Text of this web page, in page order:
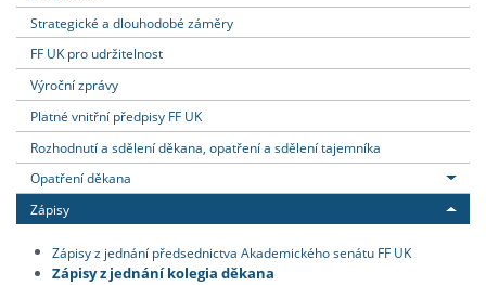
Strategické a dlouhodobé záměry
FF UK pro udržitelnost
Výroční zprávy
Platné vnitřní předpisy FF UK
Rozhodnutí a sdělení děkana, opatření a sdělení tajemníka
Opatření děkana
Zápisy
Zápisy z jednání předsednictva Akademického senátu FF UK
Zápisy z jednání kolegia děkana